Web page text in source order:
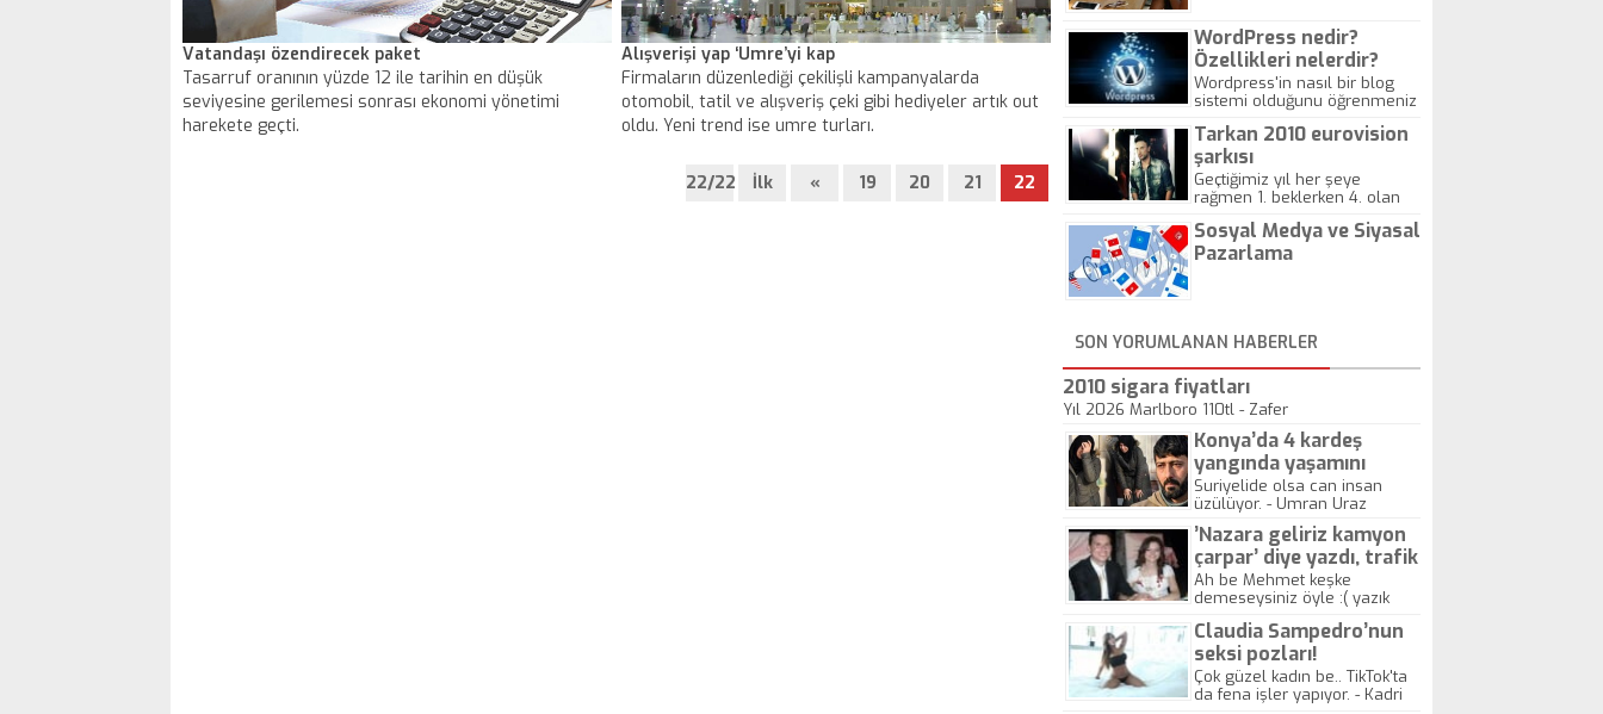
Vatandaşı özendirecek paket
Tasarruf oranının yüzde 12 ile tarihin en düşük
seviyesine gerilemesi sonrası ekonomi yönetimi
harekete geçti.
Alışverişi yap ‘Umre’yi kap
Firmaların düzenlediği çekilişli kampanyalarda
otomobil, tatil ve alışveriş çeki gibi hediyeler artık out
oldu. Yeni trend ise umre turları.
22/22 İlk « 19 20 21 22
WordPress nedir?
Özellikleri nelerdir?
Wordpress'in nasıl bir blog
sistemi olduğunu öğrenmeniz
Tarkan 2010 eurovision
şarkısı
Geçtiğimiz yıl her şeye
rağmen 1. beklerken 4. olan
gösterisinin bu yarışmada
önemli olmadığını anlamıştır.
Sosyal Medya ve Siyasal
Pazarlama
SON YORUMLANAN HABERLER
2010 sigara fiyatları
Yıl 2026 Marlboro 110tl - Zafer
Konya’da 4 kardeş
yangında yaşamını
yitirdi
Suriyelide olsa can insan
üzülüyor. - Umran Uraz
’Nazara geliriz kamyon
çarpar’ diye yazdı, trafik
kazasında öldü!
Ah be Mehmet keşke
demeseysiniz öyle :( yazık
Claudia Sampedro’nun
seksi pozları!
Çok güzel kadın be.. TikTok'ta
da fena işler yapıyor. - Kadri